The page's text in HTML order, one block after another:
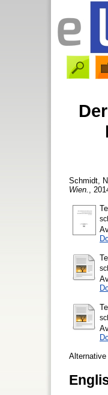
Schmidt,
Wien.
,